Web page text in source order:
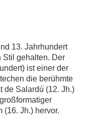
13. Jahrhundert
Stil gehalten. Der
ist einer der
die berühmte
de Salardú (12. Jh.)
(16. Jh.) hervor.